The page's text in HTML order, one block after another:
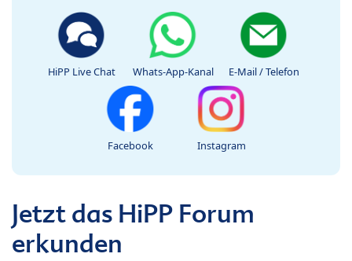
HiPP Live Chat Whats-App-Kanal E-Mail / Telefon
Facebook Instagram
Jetzt das HiPP Forum
erkunden